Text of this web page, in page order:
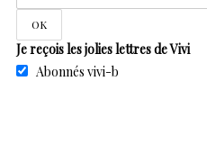
Je reçois les jolies lettres de Vivi
Abonnés vivi-b